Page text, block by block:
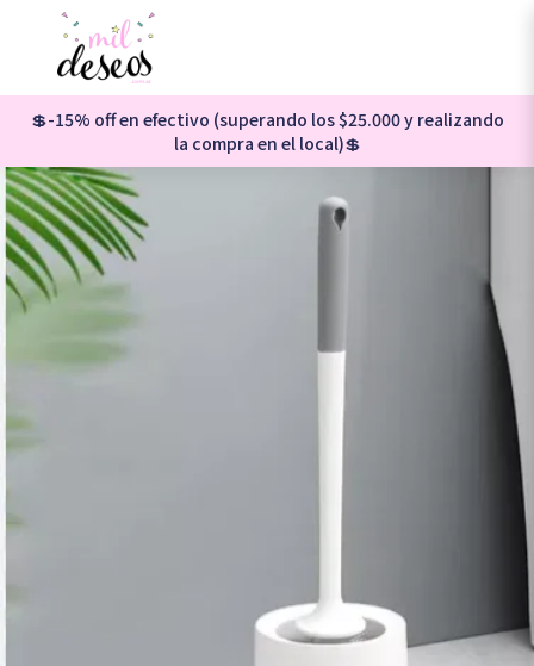
💲-15% off en efectivo (superando los $25.000 y realizando
la compra en el local)💲